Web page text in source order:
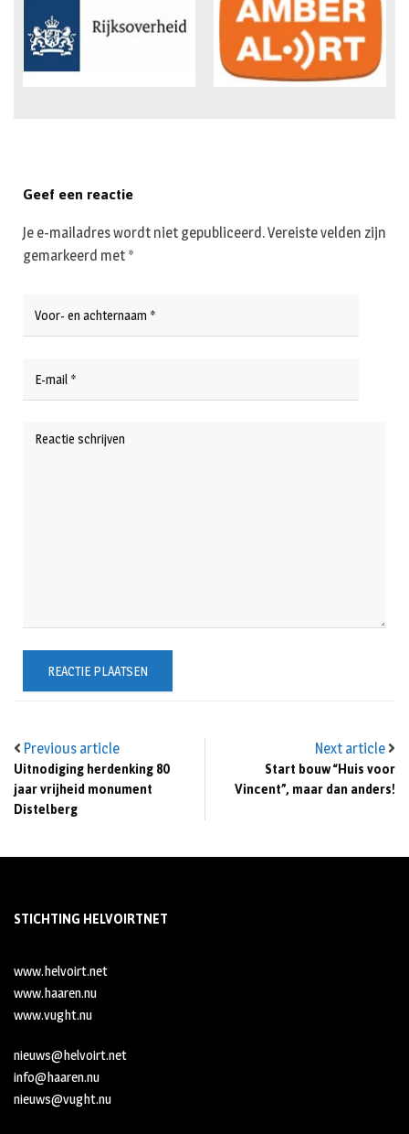
Previous article
Uitnodiging herdenking 80
jaar vrijheid monument
Distelberg
Next article
Start bouw “Huis voor
Vincent”, maar dan anders!
Geef een reactie
Je e-mailadres wordt niet gepubliceerd.Vereiste velden zijn
gemarkeerd met *
STICHTING HELVOIRTNET
www.helvoirt.net
www.haaren.nu
www.vught.nu
nieuws@helvoirt.net
info@haaren.nu
nieuws@vught.nu